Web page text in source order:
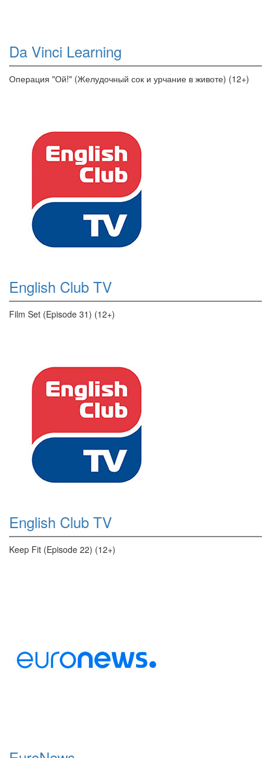
Da Vinci Learning
Операция "Ой!" (Желудочный сок и урчание в животе) (12+)
English Club TV
Film Set (Episode 31) (12+)
English Club TV
Keep Fit (Episode 22) (12+)